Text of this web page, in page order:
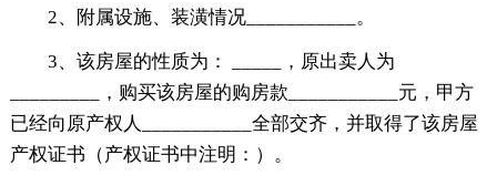
2、附属设施、装潢情况___________。
3、该房屋的性质为： _____，原出卖人为
_________，购买该房屋的购房款___________元，甲方
已经向原产权人___________全部交齐，并取得了该房屋
产权证书（产权证书中注明：）。